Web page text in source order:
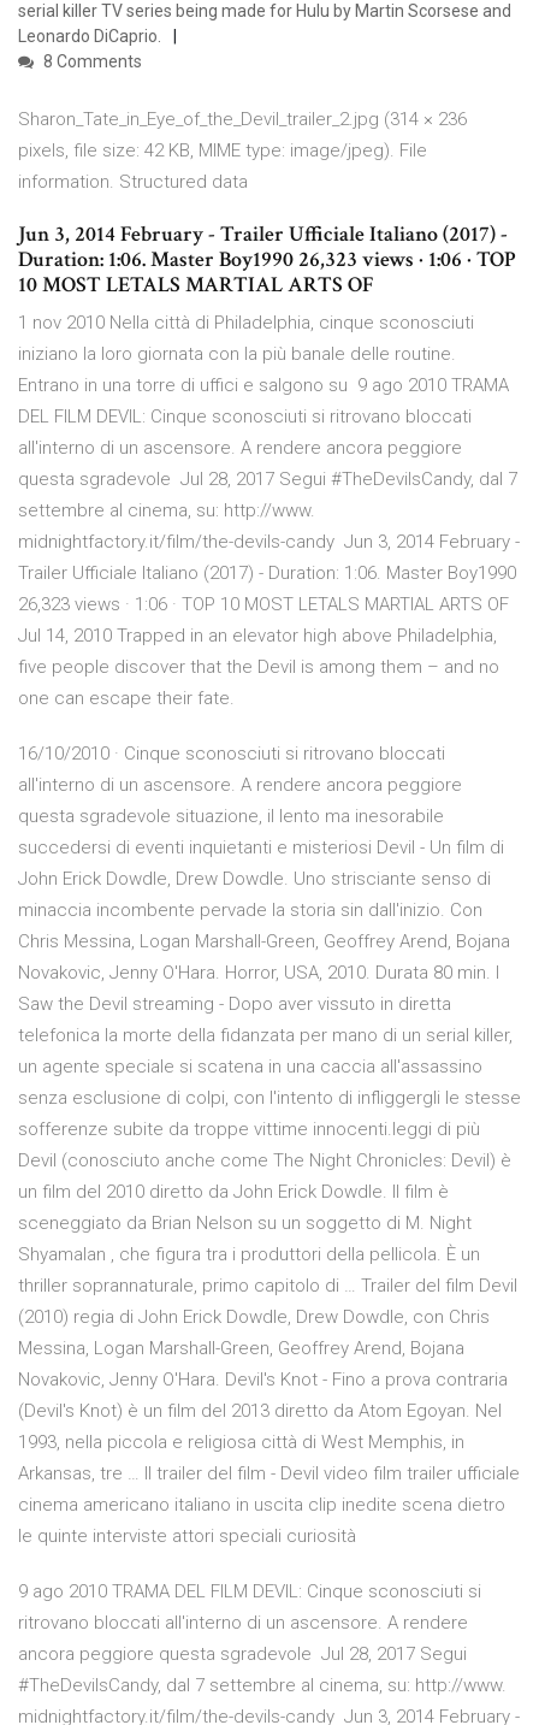
serial killer TV series being made for Hulu by Martin Scorsese and
Leonardo DiCaprio.
8 Comments
Sharon_Tate_in_Eye_of_the_Devil_trailer_2.jpg ‎(314 × 236
pixels, file size: 42 KB, MIME type: image/jpeg). File
information. Structured data
Jun 3, 2014 February - Trailer Ufficiale Italiano (2017) -
Duration: 1:06. Master Boy1990 26,323 views · 1:06 · TOP
10 MOST LETALS MARTIAL ARTS OF
1 nov 2010 Nella città di Philadelphia, cinque sconosciuti
iniziano la loro giornata con la più banale delle routine.
Entrano in una torre di uffici e salgono su 9 ago 2010 TRAMA
DEL FILM DEVIL: Cinque sconosciuti si ritrovano bloccati
all'interno di un ascensore. A rendere ancora peggiore
questa sgradevole Jul 28, 2017 Segui #TheDevilsCandy, dal 7
settembre al cinema, su: http://www.
midnightfactory.it/film/the-devils-candy Jun 3, 2014 February -
Trailer Ufficiale Italiano (2017) - Duration: 1:06. Master Boy1990
26,323 views · 1:06 · TOP 10 MOST LETALS MARTIAL ARTS OF
Jul 14, 2010 Trapped in an elevator high above Philadelphia,
five people discover that the Devil is among them – and no
one can escape their fate.
16/10/2010 · Cinque sconosciuti si ritrovano bloccati
all'interno di un ascensore. A rendere ancora peggiore
questa sgradevole situazione, il lento ma inesorabile
succedersi di eventi inquietanti e misteriosi Devil - Un film di
John Erick Dowdle, Drew Dowdle. Uno strisciante senso di
minaccia incombente pervade la storia sin dall'inizio. Con
Chris Messina, Logan Marshall-Green, Geoffrey Arend, Bojana
Novakovic, Jenny O'Hara. Horror, USA, 2010. Durata 80 min. I
Saw the Devil streaming - Dopo aver vissuto in diretta
telefonica la morte della fidanzata per mano di un serial killer,
un agente speciale si scatena in una caccia all'assassino
senza esclusione di colpi, con l'intento di infliggergli le stesse
sofferenze subite da troppe vittime innocenti.leggi di più
Devil (conosciuto anche come The Night Chronicles: Devil) è
un film del 2010 diretto da John Erick Dowdle. Il film è
sceneggiato da Brian Nelson su un soggetto di M. Night
Shyamalan , che figura tra i produttori della pellicola. È un
thriller soprannaturale, primo capitolo di … Trailer del film Devil
(2010) regia di John Erick Dowdle, Drew Dowdle, con Chris
Messina, Logan Marshall-Green, Geoffrey Arend, Bojana
Novakovic, Jenny O'Hara. Devil's Knot - Fino a prova contraria
(Devil's Knot) è un film del 2013 diretto da Atom Egoyan. Nel
1993, nella piccola e religiosa città di West Memphis, in
Arkansas, tre … Il trailer del film - Devil video film trailer ufficiale
cinema americano italiano in uscita clip inedite scena dietro
le quinte interviste attori speciali curiosità
9 ago 2010 TRAMA DEL FILM DEVIL: Cinque sconosciuti si
ritrovano bloccati all'interno di un ascensore. A rendere
ancora peggiore questa sgradevole Jul 28, 2017 Segui
#TheDevilsCandy, dal 7 settembre al cinema, su: http://www.
midnightfactory.it/film/the-devils-candy Jun 3, 2014 February -